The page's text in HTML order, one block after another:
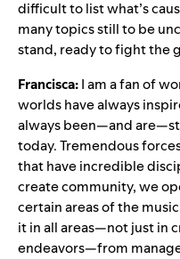
difficult to list what’s
many topics still to be
stand, ready to fight the
Francisca:I am a fan of
worlds have always
always been—and
today. Tremendous
that have incredible
create community, we
certain areas of the
it in all areas—not just in
endeavors—from